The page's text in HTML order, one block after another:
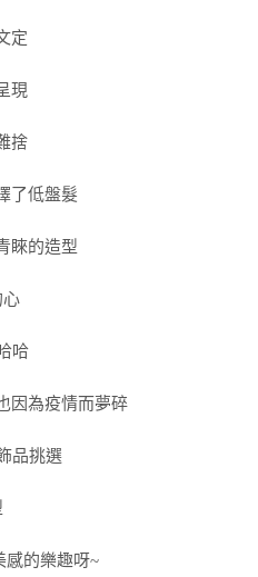
定
現
捨
了低盤髮
睞的造型
心
哈
因為疫情而夢碎
品挑選
感的樂趣呀~